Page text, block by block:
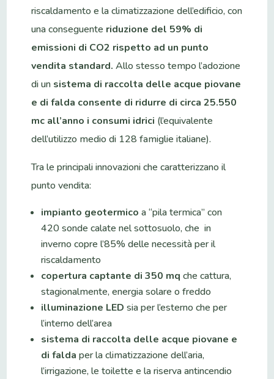
riscaldamento e la climatizzazione dell’edificio, con
una conseguente riduzione del 59% di
emissioni di CO2 rispetto ad un punto
vendita standard. Allo stesso tempo l’adozione
di un sistema di raccolta delle acque piovane
e di falda consente di ridurre di circa 25.550
mc all’anno i consumi idrici (l’equivalente
dell’utilizzo medio di 128 famiglie italiane).
Tra le principali innovazioni che caratterizzano il
punto vendita:
impianto geotermico a “pila termica” con
420 sonde calate nel sottosuolo, che in
inverno copre l’85% delle necessità per il
riscaldamento
copertura captante di 350 mq che cattura,
stagionalmente, energia solare o freddo
illuminazione LED sia per l’esterno che per
l’interno dell’area
sistema di raccolta delle acque piovane e
di falda per la climatizzazione dell’aria,
l’irrigazione, le toilette e la riserva antincendio